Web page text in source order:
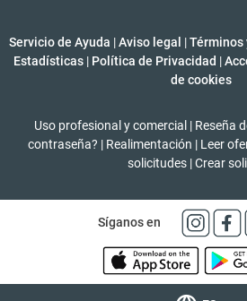
Servicio de Ayuda |Aviso legal |Términos
Estadísticas | Política de Privacidad |
de cookies
Uso profesional y comercial | Reseña
contraseña? | Realimentación | Leer
solicitudes |Crear
Síganos en